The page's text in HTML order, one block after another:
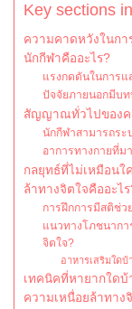
Key sections
ความคาดหวังในกา
นักกีฬาคืออะไร?
แรงกดดันในการแ
ปัจจัยภายนอกมีบท
สัญญาณทั่วไปของค
นักกีฬาสามารถระ
อาการทางกายที่ม
กลยุทธ์ที่ไม่เหมือนใ
ล้าทางจิตใจคืออะไ
การฝึกการมีสติช่ว
แนวทางโภชนากา
จิตใจ?
อาหารเสริมใด
เทคนิคที่หายากใดบ้
ความเหนื่อยล้าทาง